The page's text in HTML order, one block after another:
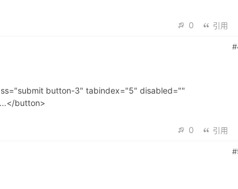
0 引用
button-3" tabindex="5" disabled=""
button>
0 引用